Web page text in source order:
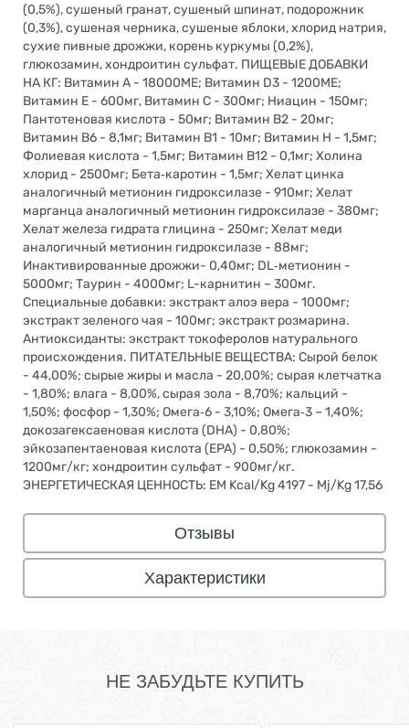
(0,5%), сушеный гранат, сушеный шпинат, подорожник
(0,3%), сушеная черника, сушеные яблоки, хлорид натрия,
сухие пивные дрожжи, корень куркумы (0,2%),
глюкозамин, хондроитин сульфат. ПИЩЕВЫЕ ДОБАВКИ
НА КГ: Витамин А - 18000МЕ; Витамин D3 - 1200МЕ;
Витамин Е - 600мг, Витамин С - 300мг; Ниацин - 150мг;
Пантотеновая кислота - 50мг; Витамин В2 - 20мг;
Витамин В6 - 8,1мг; Витамин В1 - 10мг; Витамин Н - 1,5мг;
Фолиевая кислота - 1,5мг; Витамин В12 - 0,1мг; Холина
хлорид - 2500мг; Бета‐каротин - 1,5мг; Хелат цинка
аналогичный метионин гидроксилазе - 910мг; Хелат
марганца аналогичный метионин гидроксилазе - 380мг;
Хелат железа гидрата глицина - 250мг; Хелат меди
аналогичный метионин гидроксилазе - 88мг;
Инактивированные дрожжи- 0,40мг; DL‐метионин -
5000мг; Таурин - 4000мг; L-карнитин – 300мг.
Специальные добавки: экстракт алоэ вера - 1000мг;
экстракт зеленого чая - 100мг; экстракт розмарина.
Антиоксиданты: экстракт токоферолов натурального
происхождения. ПИТАТЕЛЬНЫЕ ВЕЩЕСТВА: Сырой белок
- 44,00%; сырые жиры и масла - 20,00%; сырая клетчатка
- 1,80%; влага - 8,00%, сырая зола - 8,70%; кальций -
1,50%; фосфор - 1,30%; Омега‐6 - 3,10%; Омега‐3 – 1,40%;
докозагексаеновая кислота (DHA) - 0,80%;
эйкозапентаеновая кислота (EPA) - 0,50%; глюкозамин -
1200мг/кг; хондроитин сульфат - 900мг/кг.
ЭНЕРГЕТИЧЕСКАЯ ЦЕННОСТЬ: EM Kcal/Kg 4197 - Mj/Kg 17,56
Отзывы
Характеристики
НЕ ЗАБУДЬТЕ КУПИТЬ